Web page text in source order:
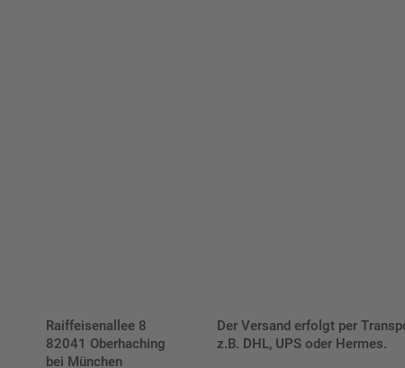
Raiffeisenallee 8
82041 Oberhaching
bei München
Der Versand erfolgt per
z.B. DHL, UPS oder Hermes.